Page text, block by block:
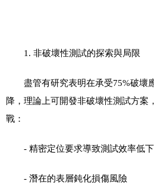
1. 非破壞性測試的探索與局限
盡管有研究表明在承受75%破壞
降，理論上可開發非破壞性測試方案
戰：
- 精密定位要求導致測試效率低下
- 潛在的表層鈍化損傷風險